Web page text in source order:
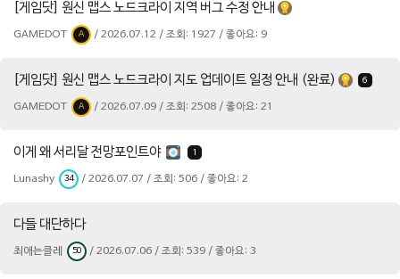
[게임닷] 원신 맵스 노드크라이 지역 버그 수정 안내
GAMEDOT A / 2026.07.12 / 조회: 1927 / 좋아요: 9
[게임닷] 원신 맵스 노드크라이 지도 업데이트 일정 안내 (완료) 6
GAMEDOT A / 2026.07.09 / 조회: 2508 / 좋아요: 21
이게 왜 서리달 전망포인트야 1
Lunashy 34 / 2026.07.07 / 조회: 506 / 좋아요: 2
다들 대단하다
최애는클레 50 / 2026.07.06 / 조회: 539 / 좋아요: 3